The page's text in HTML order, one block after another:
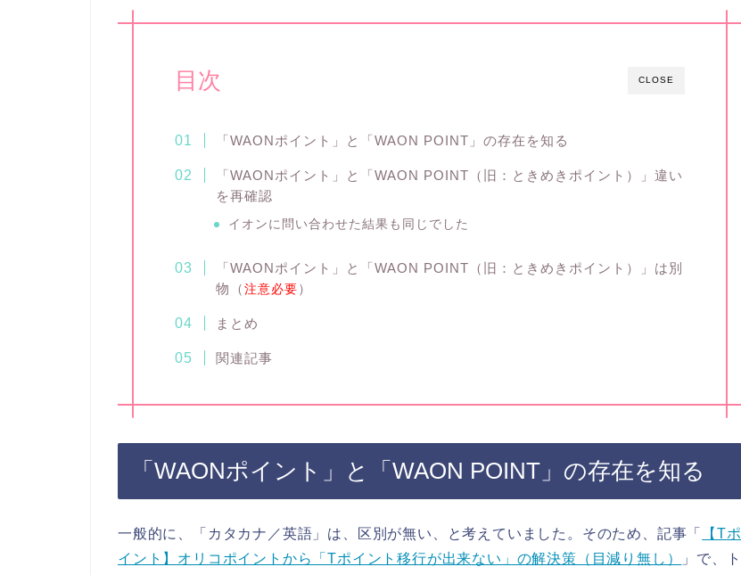
CLOSE
目次
「WAONポイント」と「WAON POINT」の存在を知る
「WAONポイント」と「WAON POINT（旧：ときめきポイント）」違い
を再確認
イオンに問い合わせた結果も同じでした
「WAONポイント」と「WAON POINT（旧：ときめきポイント）」は別
物（注意必要）
まとめ
関連記事
「WAONポイント」と「WAON POINT」の存在を知る
一般的に、「カタカナ／英語」は、区別が無い、と考えていました。そのため、記事「
【Tポ
イント】オリコポイントから「Tポイント移行が出来ない」の解決策（目減り無し）
」で、ト